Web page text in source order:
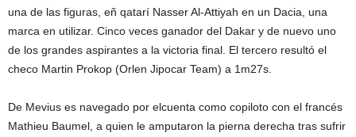
una de las figuras, eñ qatarí Nasser Al-Attiyah en un Dacia, una
marca en utilizar. Cinco veces ganador del Dakar y de nuevo uno
de los grandes aspirantes a la victoria final. El tercero resultó el
checo Martin Prokop (Orlen Jipocar Team) a 1m27s.
De Mevius es navegado por elcuenta como copiloto con el francés
Mathieu Baumel, a quien le amputaron la pierna derecha tras sufrir